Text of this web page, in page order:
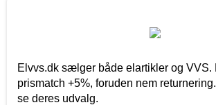
Elvvs.dk sælger både elartikler og VVS.
prismatch +5%, foruden nem
se deres udvalg.